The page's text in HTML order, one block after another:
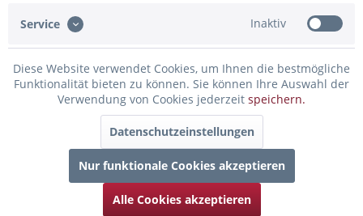
LED Stumpenkerze Weiß
Pusteblume "Wir vermissen
LED Stumpenkerze Weiß
Pusteblume "Wir vermissen
dich Oma!"
24,95 € *
Service Inaktiv
Diese Website verwendet Cookies, um Ihnen die bestmögliche
Funktionalität bieten zu können. Sie können Ihre Auswahl der
Verwendung von Cookies jederzeit speichern.
Datenschutzeinstellungen
Nur funktionale Cookies akzeptieren
Alle Cookies akzeptieren